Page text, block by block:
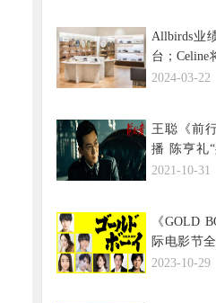
Allbirds业
台；Celine
场
2024-03-22
王聪《前
播 陈亨礼
朔迷离”
2021-10-31
《GOLD
际电影节
容预告曝光
2023-10-29